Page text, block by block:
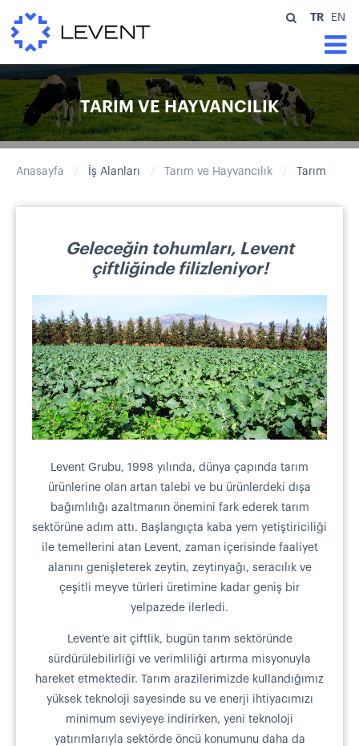
TR EN
TARIM VE HAYVANCILIK
Anasayfa / İş Alanları / Tarım ve Hayvancılık / Tarım
Geleceğin tohumları, Levent
çiftliğinde filizleniyor!
Levent Grubu, 1998 yılında, dünya çapında tarım
ürünlerine olan artan talebi ve bu ürünlerdeki dışa
bağımlılığı azaltmanın önemini fark ederek tarım
sektörüne adım attı. Başlangıçta kaba yem yetiştiriciliği
ile temellerini atan Levent, zaman içerisinde faaliyet
alanını genişleterek zeytin, zeytinyağı, seracılık ve
çeşitli meyve türleri üretimine kadar geniş bir
yelpazede ilerledi.
Levent’e ait çiftlik, bugün tarım sektöründe
sürdürülebilirliği ve verimliliği artırma misyonuyla
hareket etmektedir. Tarım arazilerimizde kullandığımız
yüksek teknoloji sayesinde su ve enerji ihtiyacımızı
minimum seviyeye indirirken, yeni teknoloji
yatırımlarıyla sektörde öncü konumunu daha da